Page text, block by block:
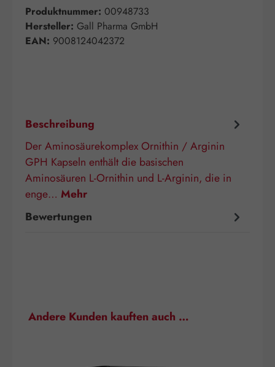
Produktnummer: 00948733
Hersteller: Gall Pharma GmbH
EAN: 9008124042372
Beschreibung
Der Aminosäurekomplex Ornithin / Arginin
GPH Kapseln enthält die basischen
Aminosäuren L-Ornithin und L-Arginin, die in
enge… Mehr
Bewertungen
Produktgalerie überspringen
Andere Kunden kauften auch …